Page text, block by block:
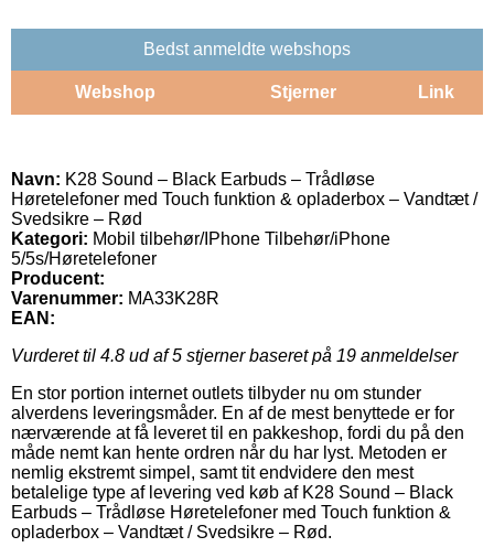
Bedst anmeldte webshops
Webshop Stjerner Link
Navn: K28 Sound – Black Earbuds – Trådløse
Høretelefoner med Touch funktion & opladerbox – Vandtæt /
Svedsikre – Rød
Kategori: Mobil tilbehør/IPhone Tilbehør/iPhone
5/5s/Høretelefoner
Producent:
Varenummer: MA33K28R
EAN:
Vurderet til 4.8 ud af 5 stjerner baseret på 19 anmeldelser
En stor portion internet outlets tilbyder nu om stunder
alverdens leveringsmåder. En af de mest benyttede er for
nærværende at få leveret til en pakkeshop, fordi du på den
måde nemt kan hente ordren når du har lyst. Metoden er
nemlig ekstremt simpel, samt tit endvidere den mest
betalelige type af levering ved køb af K28 Sound – Black
Earbuds – Trådløse Høretelefoner med Touch funktion &
opladerbox – Vandtæt / Svedsikre – Rød.